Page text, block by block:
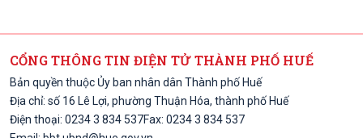
CỔNG THÔNG TIN ĐIỆN TỬ THÀNH PHỐ HUẾ
Bản quyền thuộc Ủy ban nhân dân Thành phố Huế
Địa chỉ: số 16 Lê Lợi, phường Thuận Hóa, thành phố Huế
Điện thoại: 0234 3 834 537Fax: 0234 3 834 537